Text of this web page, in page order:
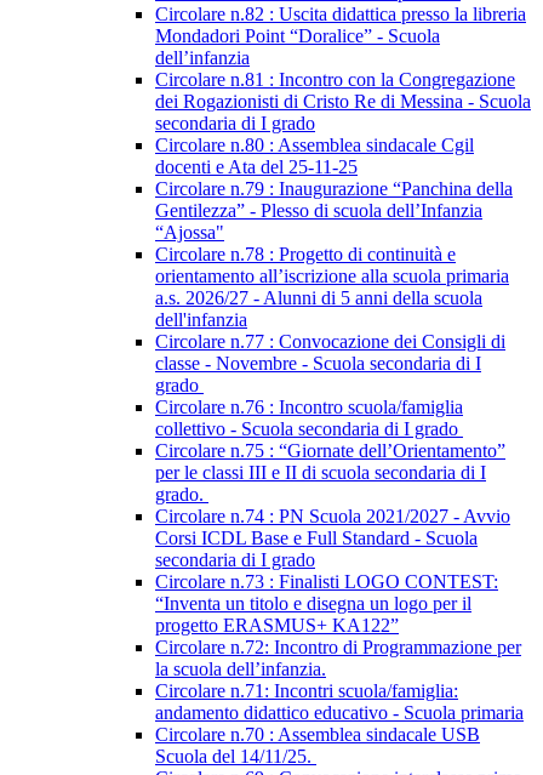
Circolare n.82 : Uscita didattica presso la libreria
Mondadori Point “Doralice” - Scuola
dell’infanzia
Circolare n.81 : Incontro con la Congregazione
dei Rogazionisti di Cristo Re di Messina - Scuola
secondaria di I grado
Circolare n.80 : Assemblea sindacale Cgil
docenti e Ata del 25-11-25
Circolare n.79 : Inaugurazione “Panchina della
Gentilezza” - Plesso di scuola dell’Infanzia
“Ajossa"
Circolare n.78 : Progetto di continuità e
orientamento all’iscrizione alla scuola primaria
a.s. 2026/27 - Alunni di 5 anni della scuola
dell'infanzia
Circolare n.77 : Convocazione dei Consigli di
classe - Novembre - Scuola secondaria di I
grado
Circolare n.76 : Incontro scuola/famiglia
collettivo - Scuola secondaria di I grado
Circolare n.75 : “Giornate dell’Orientamento”
per le classi III e II di scuola secondaria di I
grado.
Circolare n.74 : PN Scuola 2021/2027 - Avvio
Corsi ICDL Base e Full Standard - Scuola
secondaria di I grado
Circolare n.73 : Finalisti LOGO CONTEST:
“Inventa un titolo e disegna un logo per il
progetto ERASMUS+ KA122”
Circolare n.72: Incontro di Programmazione per
la scuola dell’infanzia.
Circolare n.71: Incontri scuola/famiglia:
andamento didattico educativo - Scuola primaria
Circolare n.70 : Assemblea sindacale USB
Scuola del 14/11/25.